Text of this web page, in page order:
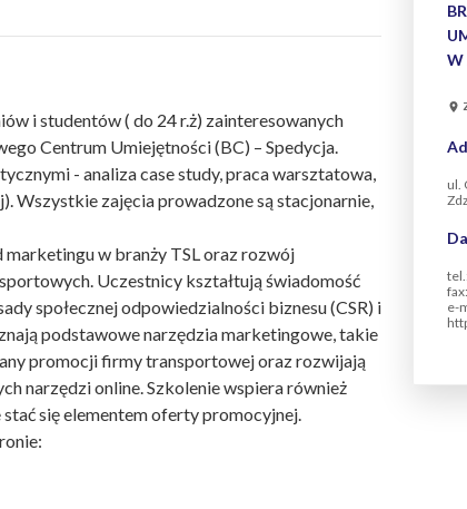
i studentów ( do 24 r.ż) zainteresowanych
Centrum Umiejętności (BC) – Spedycja.
- analiza case study, praca warsztatowa,
Wszystkie zajęcia prowadzone są stacjonarnie,
w branży TSL oraz rozwój
Uczestnicy kształtują świadomość
społecznej odpowiedzialności biznesu (CSR) i
podstawowe narzędzia marketingowe, takie
promocji firmy transportowej oraz rozwijają
narzędzi online. Szkolenie wspiera również
się elementem oferty promocyjnej.
W
ul.
e-